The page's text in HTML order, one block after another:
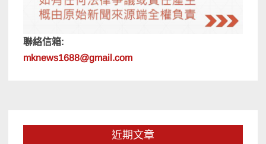
聯絡信箱:
mknews1688@gmail.com
近期文章